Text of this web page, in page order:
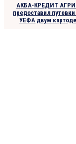
АКБА-КРЕДИТ
предоставил
УЕФА двум